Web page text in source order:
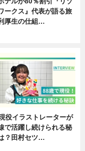
ークス』代表が語る旅
厚生の仕組…
役イラストレーターが
で活躍し続けられる秘
？田村セツ…